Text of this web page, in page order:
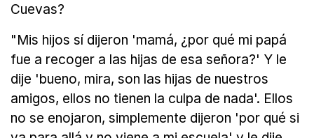
Cuevas?
"Mis hijos sí dijeron 'mamá, ¿por qué mi papá
fue a recoger a las hijas de esa señora?' Y le
dije 'bueno, mira, son las hijas de nuestros
amigos, ellos no tienen la culpa de nada'. Ellos
no se enojaron, simplemente dijeron 'por qué si